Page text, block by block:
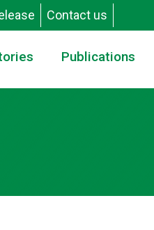
Contact us
Publications